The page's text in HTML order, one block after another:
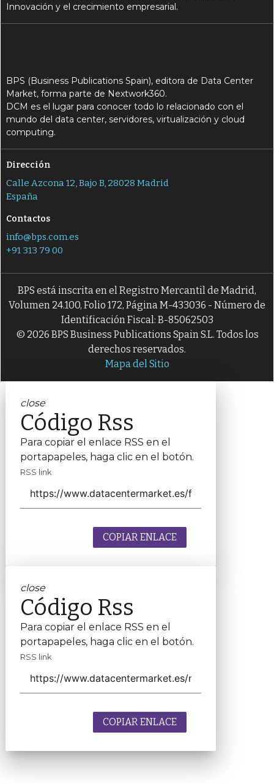
Innovación y el crecimiento empresarial.
BPS (Business Publications Spain), editora de Data Center
Market, forma parte de Nextwork360.
DCM es el lugar para conocer todo lo relacionado con el
mundo del data center, servidores, virtualización y cloud
computing.
Dirección
Calle Azcona 12, Bajo B, 28028 Madrid
España
Contactos
info@bps.com.es
+91 313 79 00
BPS está inscrita en el Registro Mercantil de Madrid,
Volumen 24.100, Folio 172, Página M-433036 - Número de
Identificación Fiscal: B-85062503
© 2026 BPS Business Publications Spain S.L. Todos los
derechos reservados.
Mapa del Sitio
close
Código Rss
Para copiar el enlace RSS en el
portapapeles, haga clic en el botón.
RSS link
COPIAR ENLACE
close
Código Rss
Para copiar el enlace RSS en el
portapapeles, haga clic en el botón.
RSS link
COPIAR ENLACE